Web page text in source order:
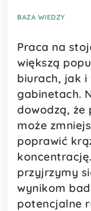
BAZA WIEDZY
Praca na
większą
biurach, jak i
gabinetach.
dowodzą, że
może
poprawić
przyjrzymy
wynikom
potencjalne